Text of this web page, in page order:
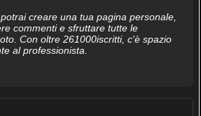
creare una tua pagina personale,
commenti e sfruttare tutte le
Con oltre 261000iscritti, c'è spazio
al professionista.